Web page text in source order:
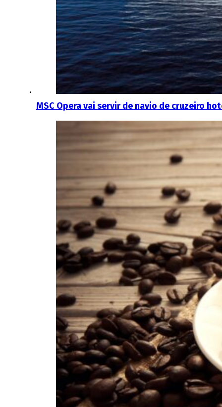
MSC Opera vai servir de navio de cruzeiro